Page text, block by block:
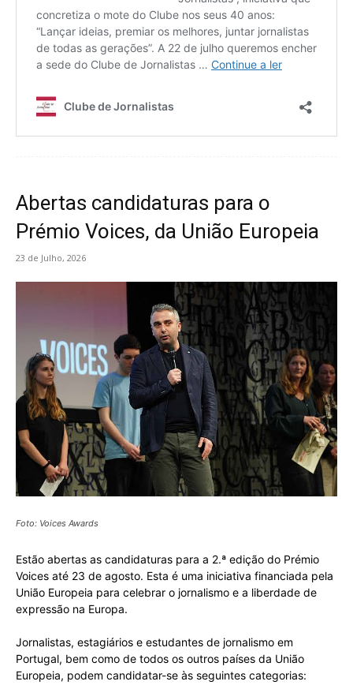
Abertas candidaturas para o
Prémio Voices, da União Europeia
23 de Julho, 2026
Foto: Voices Awards
Estão abertas as candidaturas para a 2.ª edição do Prémio
Voices até 23 de agosto. Esta é uma iniciativa financiada pela
União Europeia para celebrar o jornalismo e a liberdade de
expressão na Europa.
Jornalistas, estagiários e estudantes de jornalismo em
Portugal, bem como de todos os outros países da União
Europeia, podem candidatar-se às seguintes categorias: